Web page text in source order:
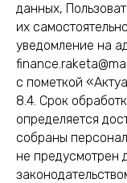
данных,
их
уведомление на
с пометкой
8.4. Срок
определяется
собраны
не предусмотрен